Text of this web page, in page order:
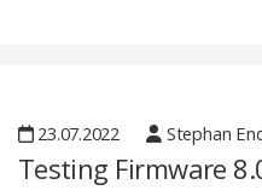
23.07.2022 Stephan
Testing Firmware